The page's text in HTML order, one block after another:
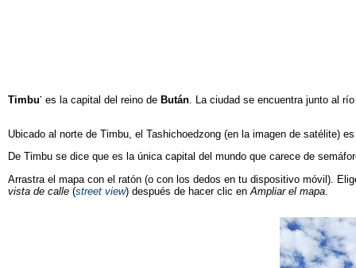
Timbu་ es la capital del reino de Bután . La ciudad se encuentra junto al río
Ubicado al norte de Timbu, el Tashichoedzong (en la imagen de satélite)
De Timbu se dice que es la única capital del mundo que carece de
Arrastra el mapa con el ratón (o con los dedos en tu dispositivo móvil).
vista de calle (street view) después de hacer clic en Ampliar el mapa